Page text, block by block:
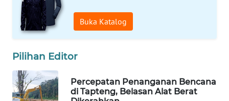
Buka Katalog
Pilihan Editor
Percepatan Penanganan Bencana
di Tapteng, Belasan Alat Berat
KONSUMEN
LISTRIK
MASYARAKAT
WALINKI